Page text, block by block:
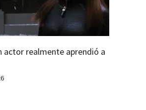
actor realmente aprendió a